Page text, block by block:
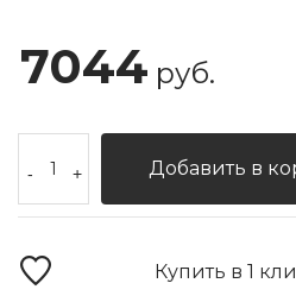
7044 руб.
- + Добавить в
Купить в 1